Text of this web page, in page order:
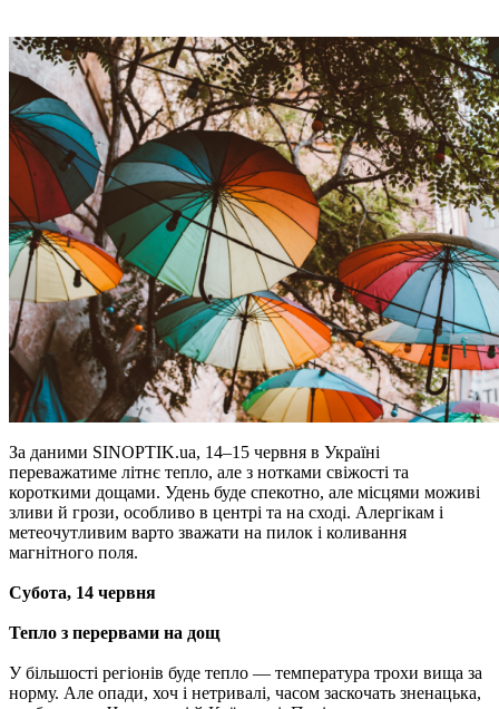
За даними SINOPTIK.ua, 14–15 червня в Україні
переважатиме літнє тепло, але з нотками свіжості та
короткими дощами. Удень буде спекотно, але місцями моживі
зливи й грози, особливо в центрі та на сході. Алергікам і
метеочутливим варто зважати на пилок і коливання
магнітного поля.
Субота, 14 червня
Тепло з перервами на дощ
У більшості регіонів буде тепло — температура трохи вища за
норму. Але опади, хоч і нетривалі, часом заскочать зненацька,